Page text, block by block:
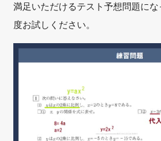
満足いただけるテスト予想問題に
度お試しください。